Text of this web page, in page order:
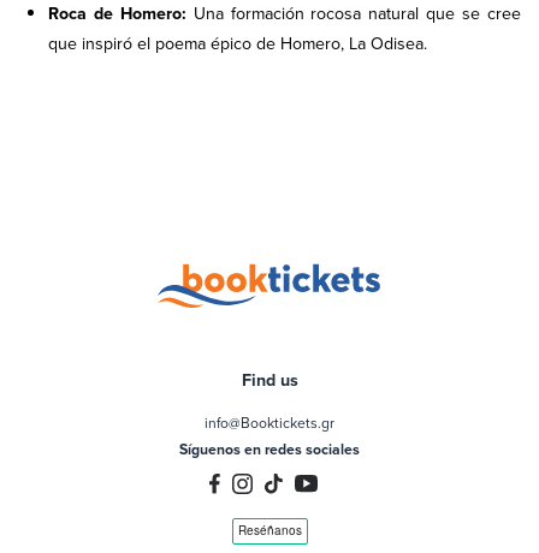
Roca de Homero: Una formación rocosa natural que se cree
que inspiró el poema épico de Homero, La Odisea.
Find us
info@Booktickets.gr
Síguenos en redes sociales